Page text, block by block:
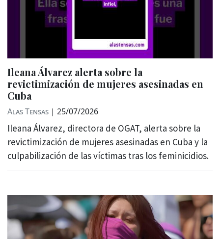
Ileana Álvarez alerta sobre la
revictimización de mujeres asesinadas en
Cuba
Alas Tensas | 25/07/2026
Ileana Álvarez, directora de OGAT, alerta sobre la
revictimización de mujeres asesinadas en Cuba y la
culpabilización de las víctimas tras los feminicidios.